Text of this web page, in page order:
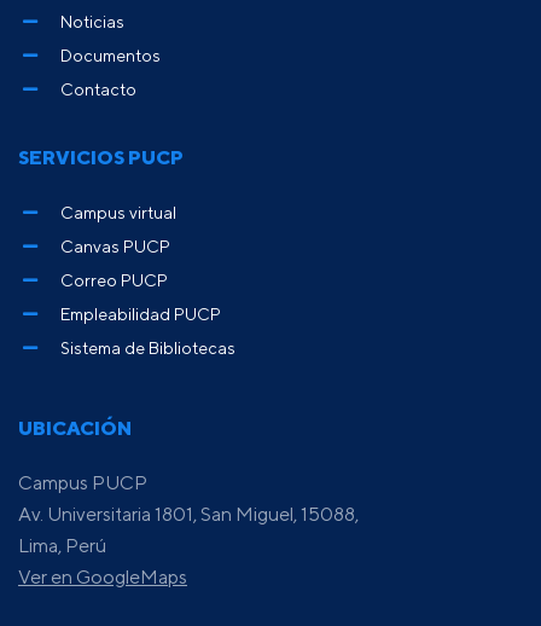
UBICACIÓN
Campus PUCP
Av. Universitaria 1801, San Miguel, 15088,
Lima, Perú
Ver en GoogleMaps
Noticias
Documentos
Contacto
SERVICIOS PUCP
Campus virtual
Canvas PUCP
Correo PUCP
Empleabilidad PUCP
Sistema de Bibliotecas